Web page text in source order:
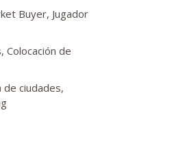
Buyer, Jugador
Colocación de
de ciudades,